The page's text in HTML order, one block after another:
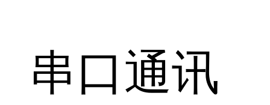
串口通讯